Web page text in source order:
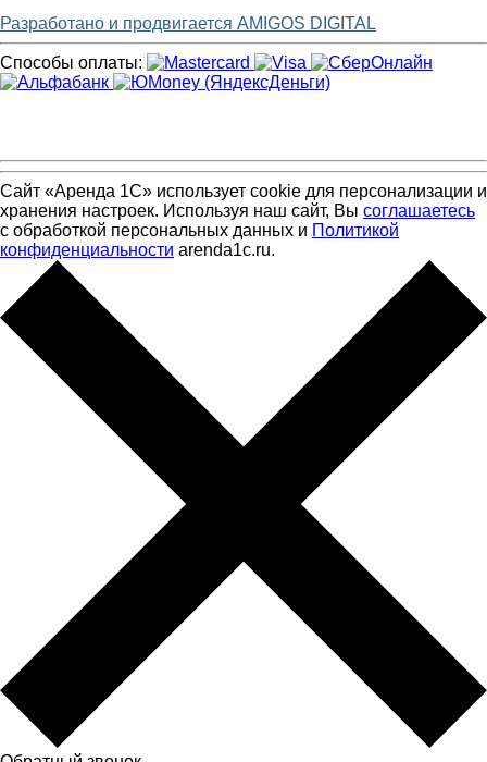
Разработано и продвигается AMIGOS DIGITAL
Способы оплаты:
Сайт «Аренда 1С» использует cookie для персонализации и
хранения настроек. Используя наш сайт, Вы соглашаетесь
с обработкой персональных данных и Политикой
конфиденциальности arenda1c.ru.